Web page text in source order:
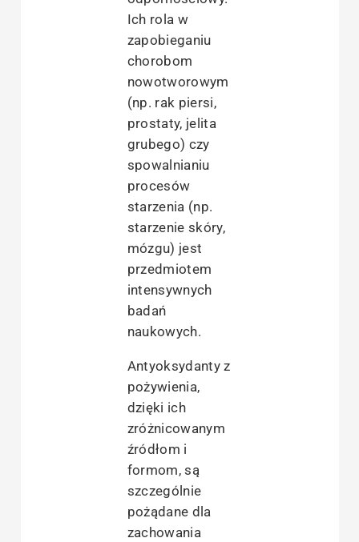
Ich rola w
zapobieganiu
chorobom
nowotworowym
(np. rak piersi,
prostaty, jelita
grubego) czy
spowalnianiu
procesów
starzenia (np.
starzenie skóry,
mózgu) jest
przedmiotem
intensywnych
badań
naukowych.
Antyoksydanty z
pożywienia,
dzięki ich
zróżnicowanym
źródłom i
formom, są
szczególnie
pożądane dla
zachowania